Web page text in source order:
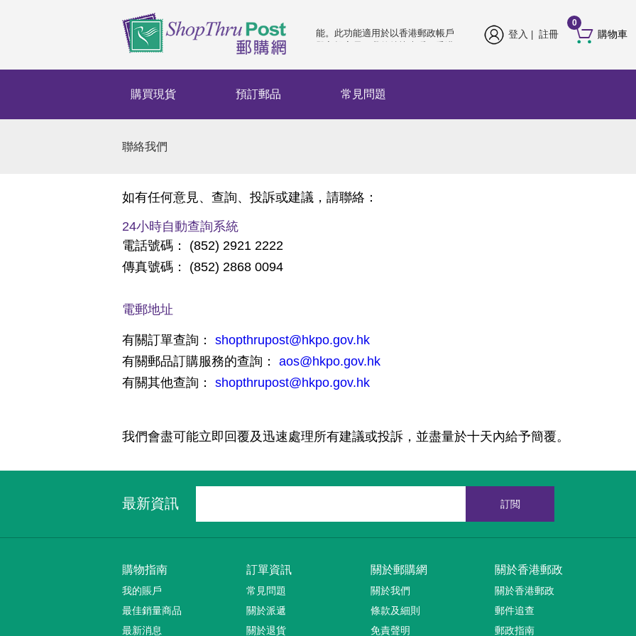
能。此功能適用於以香港郵政帳戶
登入投寄易、我的特快專遞、香港
登入後驗證電郵地址以完成設定。
登入時立即設定多重認證，方可繼
https://www.hongkongpost.hk/tc/about_us/hkpid/index.html
登入後驗證電郵地址以完成設定。
由2026年8月4日起，你必須在下次
登入 註冊
0
購物車
購買現貨 預訂郵品 常見問題
聯絡我們
如有任何意見、查詢、投訴或建議，請聯絡：
24小時自動查詢系統
電話號碼： (852) 2921 2222
傳真號碼： (852) 2868 0094
電郵地址
有關訂單查詢： shopthrupost@hkpo.gov.hk
有關郵品訂購服務的查詢： aos@hkpo.gov.hk
有關其他查詢： shopthrupost@hkpo.gov.hk
我們會盡可能立即回覆及迅速處理所有建議或投訴，並盡量於十天內給予簡覆。
最新資訊 訂閲
購物指南
我的賬戶
最佳銷量商品
最新消息
訂單資訊
常見問題
關於派遞
關於退貨
關於郵購網
關於我們
條款及細則
免責聲明
關於香港郵政
關於香港郵政
郵件追查
郵政指南